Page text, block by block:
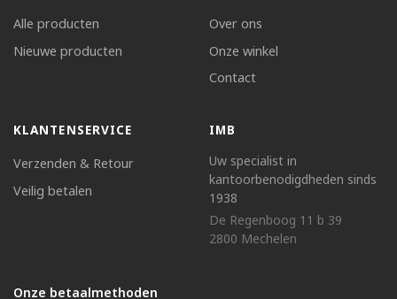
Alle producten
Nieuwe producten
Over ons
Onze winkel
Contact
KLANTENSERVICE
Verzenden & Retour
Veilig betalen
IMB
Uw specialist in
kantoorbenodigdheden sinds
1938
De Regenboog 11 b 39
2800 Mechelen
Onze betaalmethoden